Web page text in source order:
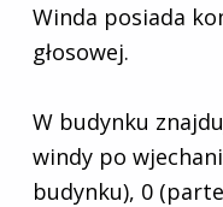
Winda posiada
głosowej.
W budynku
windy po
budynku), 0